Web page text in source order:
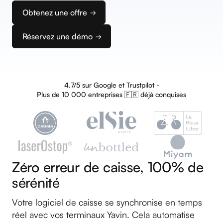
Obtenez une offre
Réservez une démo
4.7/5 sur Google et Trustpilot -
Plus de 10 000 entreprises 🇫🇷 déjà conquises
Zéro erreur de caisse, 100% de
sérénité
Votre logiciel de caisse se synchronise en temps
réel avec vos terminaux Yavin. Cela automatise